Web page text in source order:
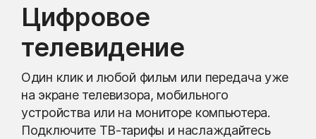
Цифровое
телевидение
Один клик и любой фильм или передача уже
на экране телевизора, мобильного
устройства или на мониторе компьютера.
Подключите ТВ-тарифы и наслаждайтесь